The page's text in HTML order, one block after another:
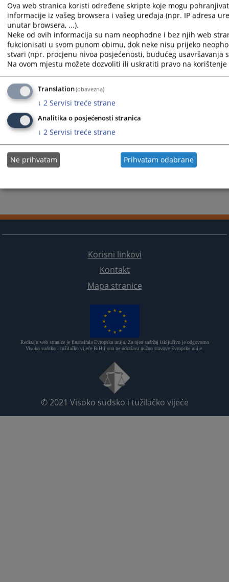
Prikazana vijest je na: Bosanski jezik
Vijest dostupna još na
3108PREGLEDA
Korisni linkovi
Kontakt
Mapa stranice
Redizajn web stranice je finansirala Evropska unija. Za njen sadržaj isključivo je odgovorno
Visoko sudsko i tužilačko vijeće BiH i ona ne odražava nužno stavove Evropske unije.
© 2021 Visoko sudsko i tužilačko vijeće
Ova web stranica koristi određene skripte koje mogu
informacije iz vašeg browsera i vašeg uređaja (npr. IP adresa
unutar browsera, ...).
Neke od ovih informacija su nam neophodne i bez njih web
fukcionisati u svom punom obimu, dok neke nisu prijeko
stvari (npr. procjenu nivoa posjećenosti, budućeg usavršavanja
Na ovom mjestu možete dozvoliti ili uskratiti pravo na
Translation(obavezna)
↓ 2 Servisi treće strane
Analitika o posjećenosti stranica
↓ 2 Servisi treće strane
Ne prihvatam Prihvatam odabrane